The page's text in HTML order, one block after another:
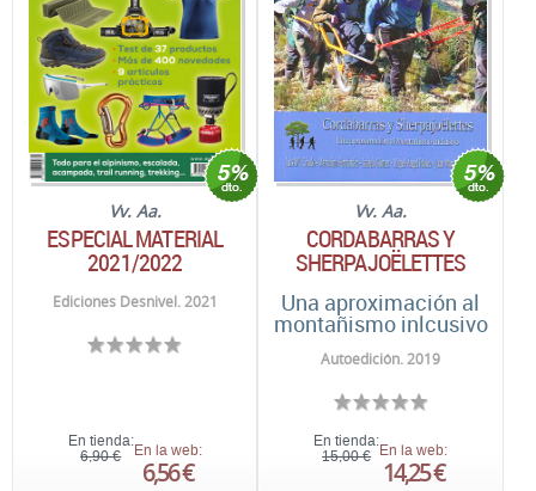
Vv. Aa.
ESPECIAL MATERIAL
2021/2022
Ediciones Desnivel. 2021
En tienda:
6,90 €
En la web:
6,56 €
Vv. Aa.
CORDABARRAS Y
SHERPAJOËLETTES
Una aproximación al
montañismo inlcusivo
Autoedición. 2019
En tienda:
15,00 €
En la web:
14,25 €